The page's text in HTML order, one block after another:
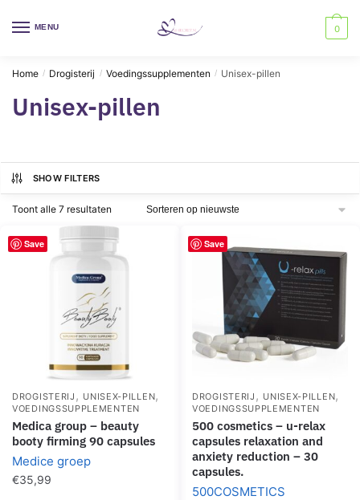
MENU 0
Home / Drogisterij / Voedingssupplementen / Unisex-pillen
Unisex-pillen
SHOW FILTERS
Toont alle 7 resultaten Gesorteerd
nieuwste
Save
DROGISTERIJ , UNISEX-PILLEN,
VOEDINGSSUPPLEMENTEN
medica group – beauty
booty firming 90 capsules
Medice groep
€35,99
Save
DROGISTERIJ , UNISEX-PILLEN,
VOEDINGSSUPPLEMENTEN
500 cosmetics – u-relax
capsules relaxation and
anxiety reduction – 30
capsules.
500COSMETICS